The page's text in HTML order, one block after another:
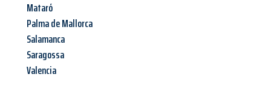
Mataró
Palma de Mallorca
Salamanca
Saragossa
Valencia